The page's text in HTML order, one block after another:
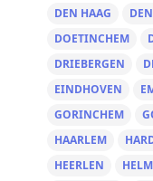
DEN HAAG
DOETINCHEM
DRIEBERGEN
EINDHOVEN
GORINCHEM
HAARLEM
HEERLEN